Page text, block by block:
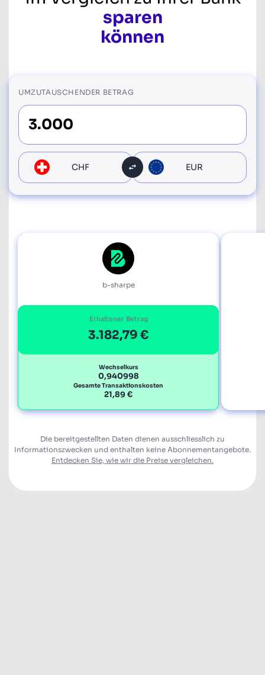
sparen
können
UMZUTAUSCHENDER BETRAG
CHF EUR
b-sharpe
Erhaltener Betrag
3.182,79 €
Wechselkurs
0,940998
Gesamte Transaktionskosten
21,89 €
Die bereitgestellten Daten dienen ausschliesslich zu
Informationszwecken und enthalten keine Abonnementangebote.
Entdecken Sie, wie wir die Preise vergleichen.